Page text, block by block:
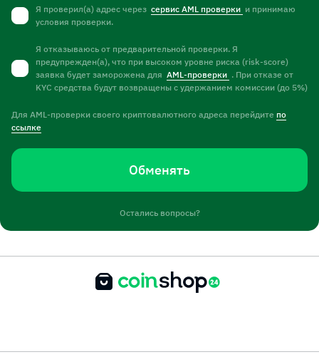
Я проверил(а) адрес через сервис AML проверки и принимаю
условия проверки.
Я отказываюсь от предварительной проверки. Я
предупрежден(а), что при высоком уровне риска (risk-score)
заявка будет заморожена для AML-проверки . При отказе от
KYC средства будут возвращены с удержанием комиссии (до 5%)
Для AML-проверки своего криптовалютного адреса перейдите по
ссылке
Обменять
Остались вопросы?